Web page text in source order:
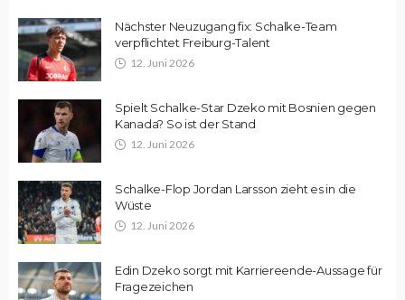
Nächster Neuzugang fix: Schalke-Team
verpflichtet Freiburg-Talent
12. Juni 2026
Spielt Schalke-Star Dzeko mit Bosnien gegen
Kanada? So ist der Stand
12. Juni 2026
Schalke-Flop Jordan Larsson zieht es in die
Wüste
12. Juni 2026
Edin Dzeko sorgt mit Karriereende-Aussage für
Fragezeichen